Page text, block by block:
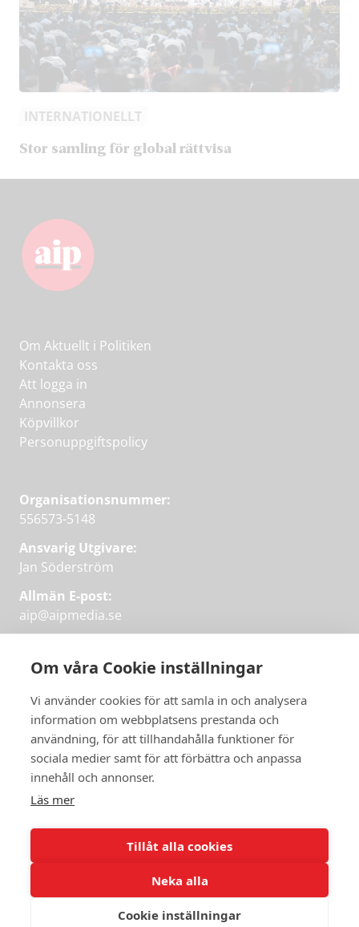
Om våra Cookie inställningar
Vi använder cookies för att samla in och analysera
information om webbplatsens prestanda och
användning, för att tillhandahålla funktioner för
sociala medier samt för att förbättra och anpassa
innehåll och annonser.
Läs mer
Tillåt alla cookies
Neka alla
Cookie inställningar
första månaden
gratis.
PRENUMERERA
INTERNATIONELLT
Stor samling för global rättvisa
Om Aktuellt i Politiken
Kontakta oss
Att logga in
Annonsera
Köpvillkor
Personuppgiftspolicy
Organisationsnummer:
556573-5148
Ansvarig Utgivare:
Jan Söderström
Allmän E-post:
aip@aipmedia.se
aip@flowyinfo.seeller 08-1210 60 40.
Instagram
LinkedIn
Twitter
Facebook
Få veckans bästa
artiklar på mejlen
PRENUMERERA
© 2026 Aktuellt i Politiken.